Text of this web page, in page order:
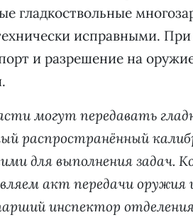
гладкоствольные
исправными. При
и разрешение на
могут передавать
распространённый
для выполнения задач.
акт передачи оружия
инспектор